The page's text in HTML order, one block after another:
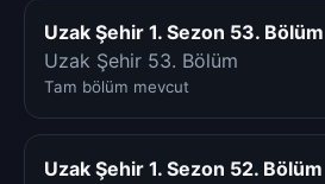
Uzak Şehir 1. Sezon 53. Bölüm
Uzak Şehir 53. Bölüm
Tam bölüm mevcut
Uzak Şehir 1. Sezon 52. Bölüm